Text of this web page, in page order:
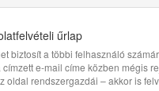
űrlap
biztosít a többi felhasználó
e-mail címe közben mégis
oldal rendszergazdái – akkor is